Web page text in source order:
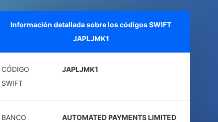
Información detallada sobre los códigos SWIFT
JAPLJMK1
CÓDIGO
SWIFT
JAPLJMK1
BANCO AUTOMATED PAYMENTS LIMITED